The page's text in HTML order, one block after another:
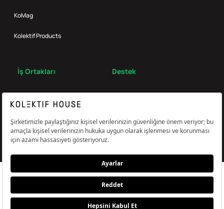
KoMag
Kolektif Products
İş Ortakları Destek
Çerez Tercihlerini Yönetin